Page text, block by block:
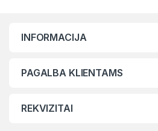
INFORMACIJA
PAGALBA KLIENTAMS
REKVIZITAI